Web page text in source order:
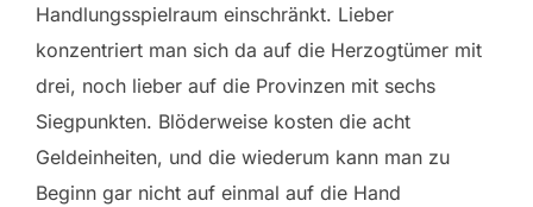
Handlungsspielraum einschränkt. Lieber
konzentriert man sich da auf die Herzogtümer mit
drei, noch lieber auf die Provinzen mit sechs
Siegpunkten. Blöderweise kosten die acht
Geldeinheiten, und die wiederum kann man zu
Beginn gar nicht auf einmal auf die Hand